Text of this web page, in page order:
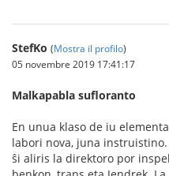
StefKo (Mostra il profilo)
05 novembre 2019 17:41:17
Malkapabla sufloranto
En unua klaso de iu
labori nova, juna
ŝi aliris la direktoro por